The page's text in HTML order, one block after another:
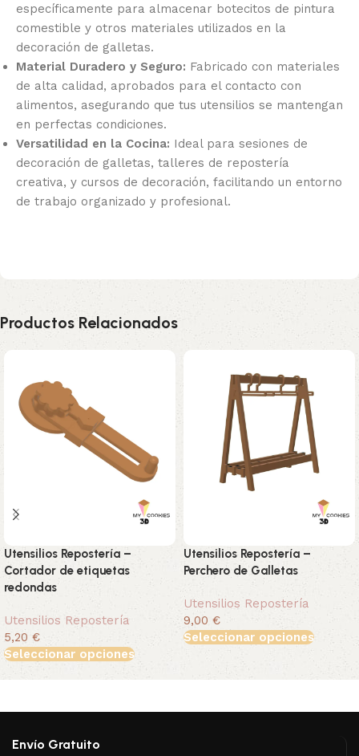
específicamente para almacenar botecitos de pintura
comestible y otros materiales utilizados en la
decoración de galletas.
Material Duradero y Seguro: Fabricado con materiales
de alta calidad, aprobados para el contacto con
alimentos, asegurando que tus utensilios se mantengan
en perfectas condiciones.
Versatilidad en la Cocina: Ideal para sesiones de
decoración de galletas, talleres de repostería
creativa, y cursos de decoración, facilitando un entorno
de trabajo organizado y profesional.
Productos Relacionados
Utensilios Repostería –
Cortador de etiquetas
redondas
Utensilios Repostería
5,20 €
Seleccionar opciones
Utensilios Repostería –
Perchero de Galletas
Utensilios Repostería
9,00 €
Seleccionar opciones
Envío Gratuito